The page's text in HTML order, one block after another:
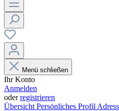
Menü schließen
Ihr Konto
Anmelden
oderregistrieren
Übersicht Persönliches Profil